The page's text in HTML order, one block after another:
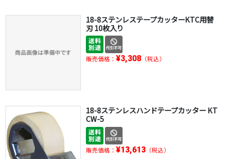
18-8ステンレステープカッターKTC用替
刃 10枚入り
販売価格： ¥3,308（税込）
18-8ステンレスハンドテープカッター KT
CW-5
販売価格： ¥13,613（税込）